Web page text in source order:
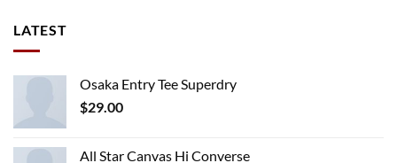
LATEST
Osaka Entry Tee Superdry
$29.00
All Star Canvas Hi Converse